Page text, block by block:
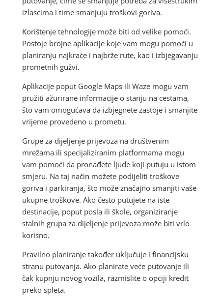
izlascima i time smanjuju troškovi goriva.
Korištenje tehnologije može biti od velike pomoći.
Postoje brojne aplikacije koje vam mogu pomoći u
planiranju najkraće i najbrže rute, kao i izbjegavanju
prometnih gužvi.
Aplikacije poput Google Maps ili Waze mogu vam
pružiti ažurirane informacije o stanju na cestama,
što vam omogućava da izbjegnete zastoje i smanjite
vrijeme provedeno u prometu.
Grupe za dijeljenje prijevoza na društvenim
mrežama ili specijaliziranim platformama mogu
vam pomoći da pronađete ljude koji putuju u istom
smjeru. Na taj način možete podijeliti troškove
goriva i parkiranja, što može značajno smanjiti vaše
ukupne troškove. Ako često putujete na iste
destinacije, poput posla ili škole, organiziranje
stalnih grupa za dijeljenje prijevoza može biti vrlo
korisno.
Pravilno planiranje također uključuje i financijsku
stranu putovanja. Ako planirate veće putovanje ili
čak kupnju novog vozila, razmislite o opciji kredit
preko spleta.